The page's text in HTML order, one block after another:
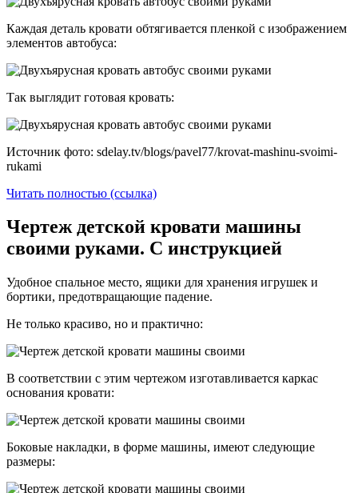
Каждая деталь кровати обтягивается пленкой с изображением
элементов автобуса:
Так выглядит готовая кровать:
Источник фото: sdelay.tv/blogs/pavel77/krovat-mashinu-svoimi-
rukami
Читать полностью (ссылка)
Чертеж детской кровати машины
своими руками. С инструкцией
Удобное спальное место, ящики для хранения игрушек и
бортики, предотвращающие падение.
Не только красиво, но и практично:
В соответствии с этим чертежом изготавливается каркас
основания кровати:
Боковые накладки, в форме машины, имеют следующие
размеры: